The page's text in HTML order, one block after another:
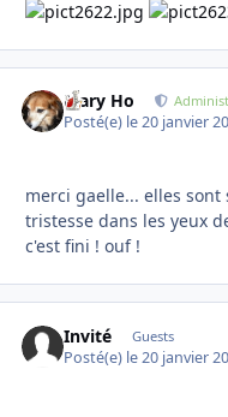
Mary Ho
Posté(e) le 20 janvier
merci gaelle... elles
tristesse dans les yeux
c'est fini ! ouf !
Invité Guests
Posté(e) le 20 janvier